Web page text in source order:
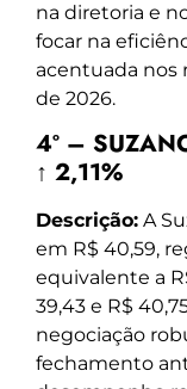
na diretoria e
focar na
acentuada nos
de 2026.
4º –
↑ 2,11%
Descrição: A
em R$ 40,59,
equivalente a
39,43 e R$
negociação
fechamento